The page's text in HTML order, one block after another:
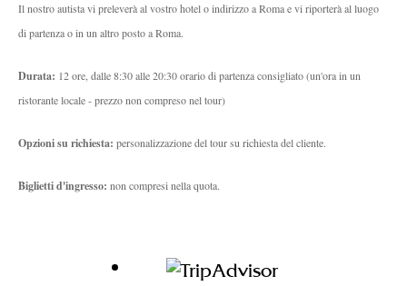
Il nostro autista vi preleverà al vostro hotel o indirizzo a Roma e vi riporterà al luogo
di partenza o in un altro posto a Roma.
Durata: 12 ore, dalle 8:30 alle 20:30 orario di partenza consigliato (un'ora in un
ristorante locale - prezzo non compreso nel tour)
Opzioni su richiesta: personalizzazione del tour su richiesta del cliente.
Biglietti d'ingresso: non compresi nella quota.